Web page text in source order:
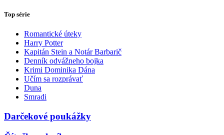
Top série
Romantické úteky
Harry Potter
Kapitán Stein a Notár Barbarič
Denník odvážneho bojka
Krimi Dominika Dána
Učím sa rozprávať
Duna
Smradi
Darčekové poukážky